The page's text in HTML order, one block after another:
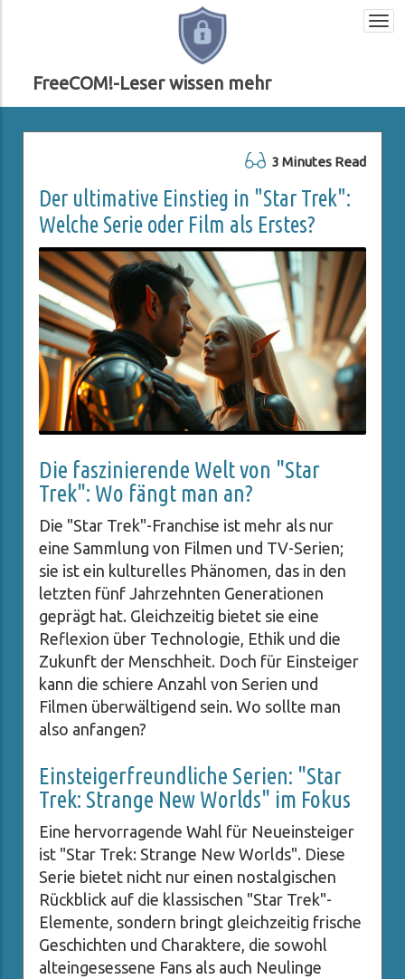
FreeCOM!-Leser wissen mehr
3 Minutes Read
Der ultimative Einstieg in "Star Trek":
Welche Serie oder Film als Erstes?
Die faszinierende Welt von "Star
Trek": Wo fängt man an?
Die "Star Trek"-Franchise ist mehr als nur
eine Sammlung von Filmen und TV-Serien;
sie ist ein kulturelles Phänomen, das in den
letzten fünf Jahrzehnten Generationen
geprägt hat. Gleichzeitig bietet sie eine
Reflexion über Technologie, Ethik und die
Zukunft der Menschheit. Doch für Einsteiger
kann die schiere Anzahl von Serien und
Filmen überwältigend sein. Wo sollte man
also anfangen?
Einsteigerfreundliche Serien: "Star
Trek: Strange New Worlds" im Fokus
Eine hervorragende Wahl für Neueinsteiger
ist "Star Trek: Strange New Worlds". Diese
Serie bietet nicht nur einen nostalgischen
Rückblick auf die klassischen "Star Trek"-
Elemente, sondern bringt gleichzeitig frische
Geschichten und Charaktere, die sowohl
alteingesessene Fans als auch Neulinge